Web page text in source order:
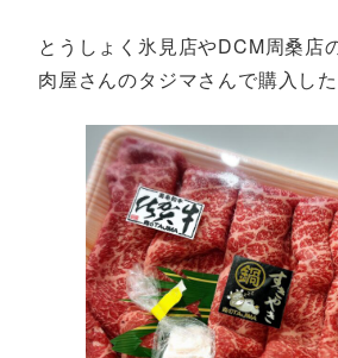
とうしょく氷見店やDCM周桑店
肉屋さんのタジマさんで購入し